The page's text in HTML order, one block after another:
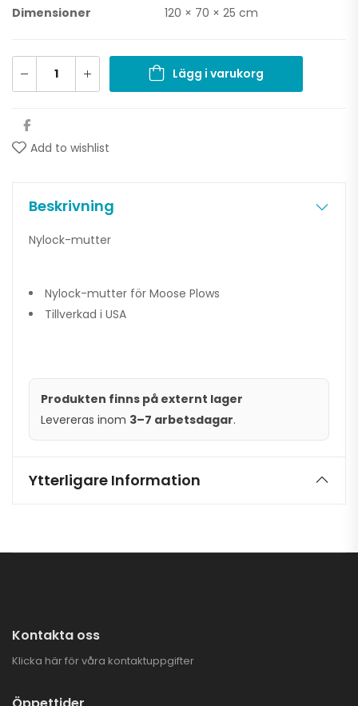
Dimensioner 120 × 70 × 25 cm
Lägg i varukorg
Add to wishlist
Beskrivning
Nylock-mutter
Nylock-mutter för Moose Plows
Tillverkad i USA
Produkten finns på externt lager
Levereras inom 3–7 arbetsdagar.
Ytterligare Information
Kontakta oss
Klicka här för våra kontaktuppgifter